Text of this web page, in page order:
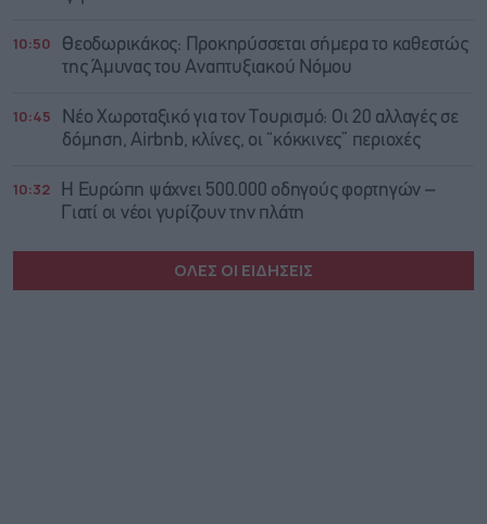
10:50
Θεοδωρικάκος: Προκηρύσσεται σήμερα το καθεστώς
της Άμυνας του Αναπτυξιακού Νόμου
10:45
Νέο Χωροταξικό για τον Τουρισμό: Οι 20 αλλαγές σε
δόμηση, Airbnb, κλίνες, οι “κόκκινες” περιοχές
10:32
Η Ευρώπη ψάχνει 500.000 οδηγούς φορτηγών –
Γιατί οι νέοι γυρίζουν την πλάτη
ΟΛΕΣ ΟΙ ΕΙΔΗΣΕΙΣ